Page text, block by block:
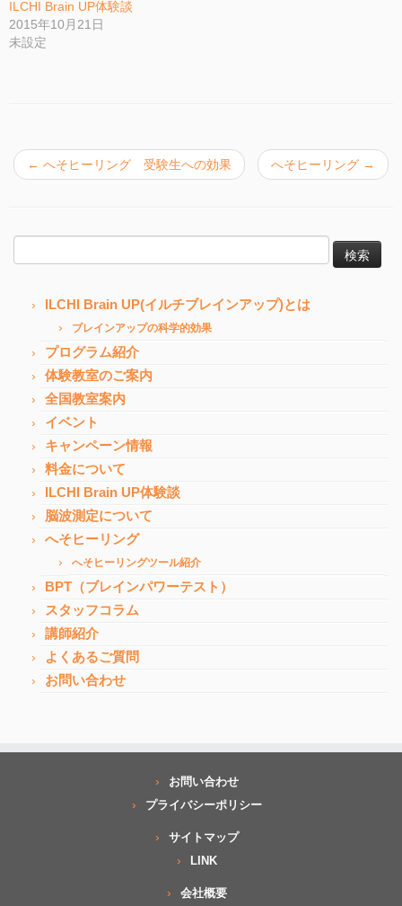
ILCHI Brain UP体験談
2015年10月21日
未設定
← へそヒーリング 受験生への効果 へそヒーリング →
索:
ILCHI Brain UP(イルチブレインアップ)とは
ブレインアップの科学的効果
プログラム紹介
体験教室のご案内
全国教室案内
イベント
キャンペーン情報
料金について
ILCHI Brain UP体験談
脳波測定について
へそヒーリング
へそヒーリングツール紹介
BPT（ブレインパワーテスト）
スタッフコラム
講師紹介
よくあるご質問
お問い合わせ
お問い合わせ
プライバシーポリシー
サイトマップ
LINK
会社概要